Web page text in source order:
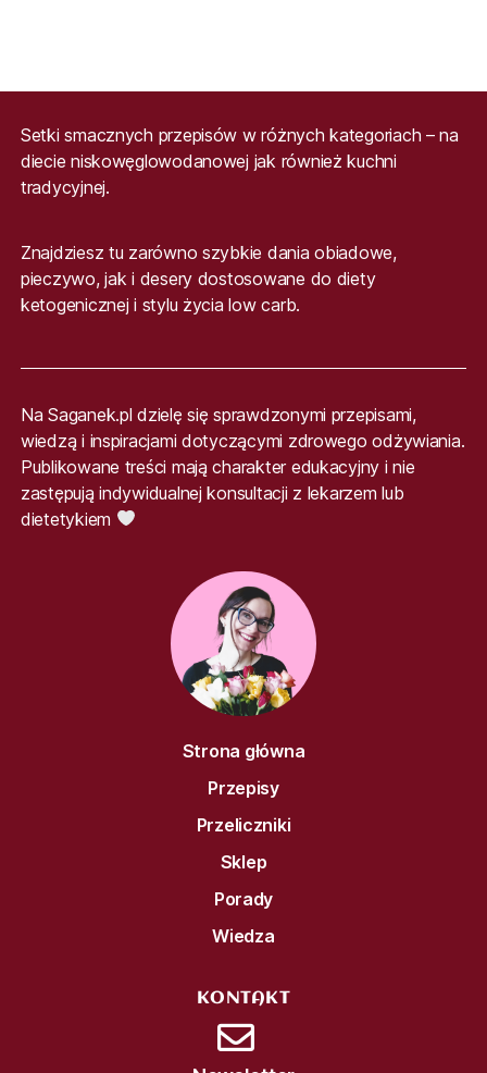
Setki smacznych przepisów w różnych kategoriach – na
diecie niskowęglowodanowej jak również kuchni
tradycyjnej.
Znajdziesz tu zarówno szybkie dania obiadowe,
pieczywo, jak i desery dostosowane do diety
ketogenicznej i stylu życia low carb.
Na Saganek.pl dzielę się sprawdzonymi przepisami,
wiedzą i inspiracjami dotyczącymi zdrowego odżywiania.
Publikowane treści mają charakter edukacyjny i nie
zastępują indywidualnej konsultacji z lekarzem lub
dietetykiem
Strona główna
Przepisy
Przeliczniki
Sklep
Porady
Wiedza
KONTAKT